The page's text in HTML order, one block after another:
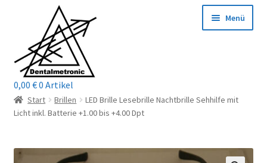
Navigation
springen
springen
Menü
Home
Mein Konto / Login
0,00 €0 Artikel
Start Brillen
LED Brille Lesebrille Nachtbrille Sehhilfe mit
Licht inkl. Batterie +1.00 bis +4.00 Dpt